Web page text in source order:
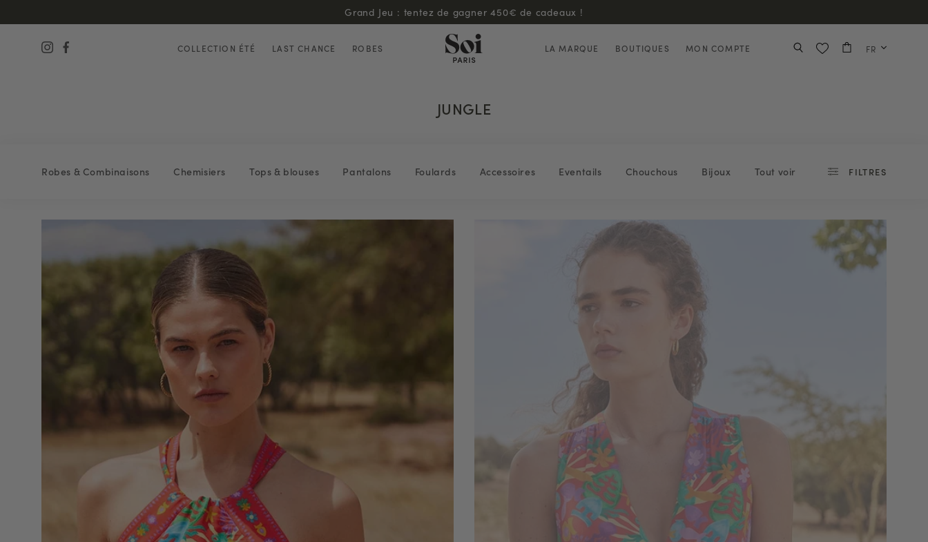
Grand Jeu : tentez de gagner 450€ de cadeaux !
COLLECTION ÉTÉ LAST CHANCE ROBES LA MARQUE BOUTIQUES MON COMPTE FR
JUNGLE
Robes & Combinaisons Chemisiers Tops & blouses Pantalons Foulards Accessoires Eventails Chouchous Bijoux Tout voir FILTRES